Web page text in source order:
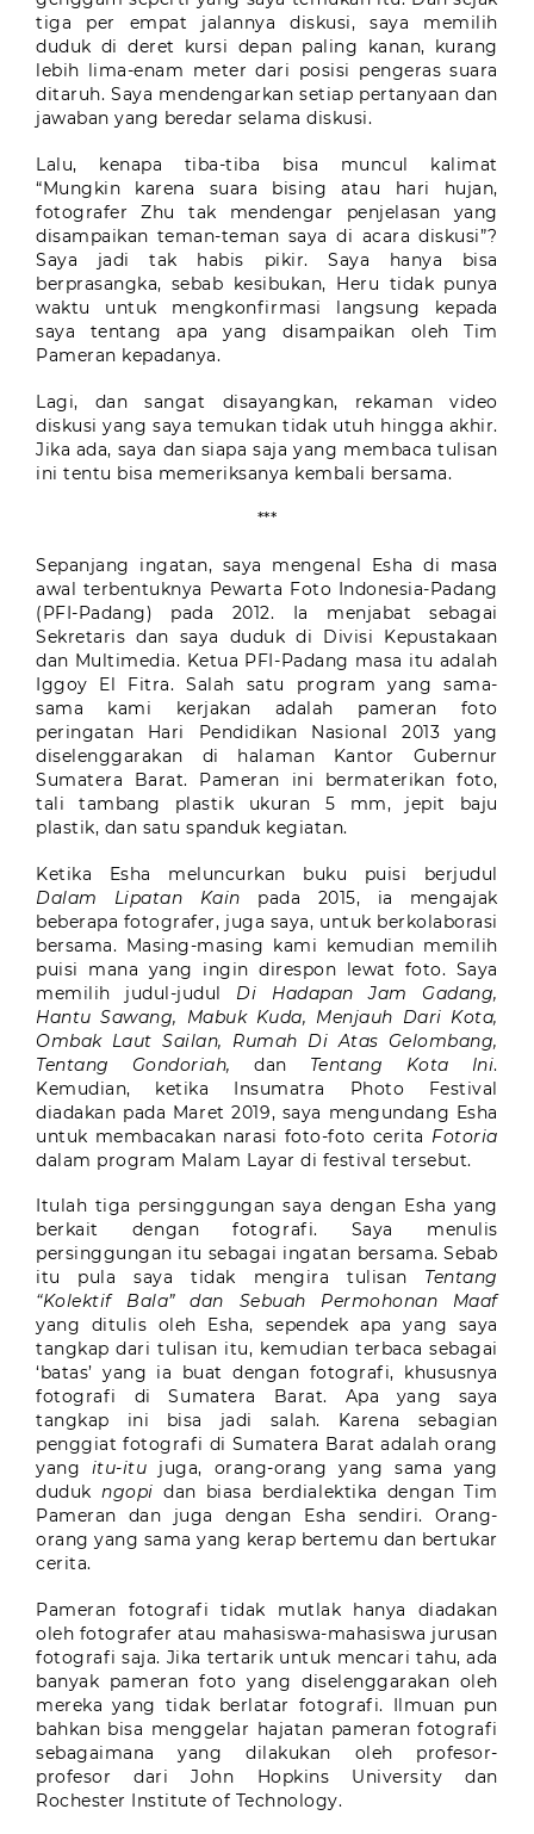
tiga per empat jalannya diskusi, saya memilih
duduk di deret kursi depan paling kanan, kurang
lebih lima-enam meter dari posisi pengeras suara
ditaruh. Saya mendengarkan setiap pertanyaan dan
jawaban yang beredar selama diskusi.
Lalu, kenapa tiba-tiba bisa muncul kalimat
“Mungkin karena suara bising atau hari hujan,
fotografer Zhu tak mendengar penjelasan yang
disampaikan teman-teman saya di acara diskusi”?
Saya jadi tak habis pikir. Saya hanya bisa
berprasangka, sebab kesibukan, Heru tidak punya
waktu untuk mengkonfirmasi langsung kepada
saya tentang apa yang disampaikan oleh Tim
Pameran kepadanya.
Lagi, dan sangat disayangkan, rekaman video
diskusi yang saya temukan tidak utuh hingga akhir.
Jika ada, saya dan siapa saja yang membaca tulisan
ini tentu bisa memeriksanya kembali bersama.
***
Sepanjang ingatan, saya mengenal Esha di masa
awal terbentuknya Pewarta Foto Indonesia-Padang
(PFI-Padang) pada 2012. Ia menjabat sebagai
Sekretaris dan saya duduk di Divisi Kepustakaan
dan Multimedia. Ketua PFI-Padang masa itu adalah
Iggoy El Fitra. Salah satu program yang sama-
sama kami kerjakan adalah pameran foto
peringatan Hari Pendidikan Nasional 2013 yang
diselenggarakan di halaman Kantor Gubernur
Sumatera Barat. Pameran ini bermaterikan foto,
tali tambang plastik ukuran 5 mm, jepit baju
plastik, dan satu spanduk kegiatan.
Ketika Esha meluncurkan buku puisi berjudul
Dalam Lipatan Kain pada 2015, ia mengajak
beberapa fotografer, juga saya, untuk berkolaborasi
bersama. Masing-masing kami kemudian memilih
puisi mana yang ingin direspon lewat foto. Saya
memilih judul-judul Di Hadapan Jam Gadang,
Hantu Sawang, Mabuk Kuda, Menjauh Dari Kota,
Ombak Laut Sailan, Rumah Di Atas Gelombang,
Tentang Gondoriah,
dan Tentang Kota Ini.
Kemudian, ketika Insumatra Photo Festival
diadakan pada Maret 2019, saya mengundang Esha
untuk membacakan narasi foto-foto cerita Fotoria
dalam program Malam Layar di festival tersebut.
Itulah tiga persinggungan saya dengan Esha yang
berkait dengan fotografi. Saya menulis
persinggungan itu sebagai ingatan bersama. Sebab
itu pula saya tidak mengira tulisan Tentang
“Kolektif Bala” dan Sebuah Permohonan Maaf
yang ditulis oleh Esha, sependek apa yang saya
tangkap dari tulisan itu, kemudian terbaca sebagai
‘batas’ yang ia buat dengan fotografi, khususnya
fotografi di Sumatera Barat. Apa yang saya
tangkap ini bisa jadi salah. Karena sebagian
penggiat fotografi di Sumatera Barat adalah orang
yang itu-itu juga, orang-orang yang sama yang
duduk ngopi dan biasa berdialektika dengan Tim
Pameran dan juga dengan Esha sendiri. Orang-
orang yang sama yang kerap bertemu dan bertukar
cerita.
Pameran fotografi tidak mutlak hanya diadakan
oleh fotografer atau mahasiswa-mahasiswa jurusan
fotografi saja. Jika tertarik untuk mencari tahu, ada
banyak pameran foto yang diselenggarakan oleh
mereka yang tidak berlatar fotografi. Ilmuan pun
bahkan bisa menggelar hajatan pameran fotografi
sebagaimana yang dilakukan oleh profesor-
profesor dari John Hopkins University dan
Rochester Institute of Technology.